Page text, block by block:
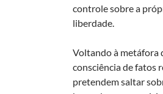
controle sobre a
liberdade.
Voltando à metáfora
consciência de fatos
pretendem saltar